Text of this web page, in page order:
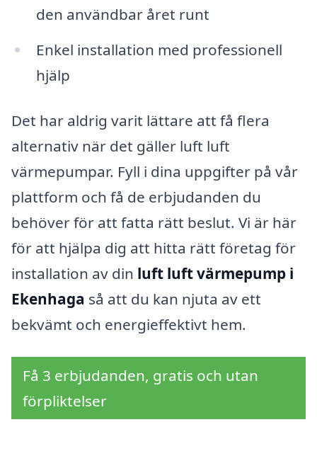
den användbar året runt
Enkel installation med professionell
hjälp
Det har aldrig varit lättare att få flera
alternativ när det gäller luft luft
värmepumpar. Fyll i dina uppgifter på vår
plattform och få de erbjudanden du
behöver för att fatta rätt beslut. Vi är här
för att hjälpa dig att hitta rätt företag för
installation av din luft luft värmepump i
Ekenhaga så att du kan njuta av ett
bekvämt och energieffektivt hem.
Få 3 erbjudanden, gratis och utan
förpliktelser